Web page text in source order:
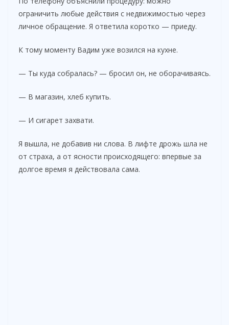
ограничить любые действия с недвижимостью через
личное обращение. Я ответила коротко — приеду.
К тому моменту Вадим уже возился на кухне.
— Ты куда собралась? — бросил он, не оборачиваясь.
— В магазин, хлеб купить.
— И сигарет захвати.
Я вышла, не добавив ни слова. В лифте дрожь шла не
от страха, а от ясности происходящего: впервые за
долгое время я действовала сама.